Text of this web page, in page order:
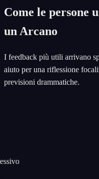
Come le persone
un Arcano
I feedback più utili arrivano
aiuto per una riflessione
previsioni drammatiche.